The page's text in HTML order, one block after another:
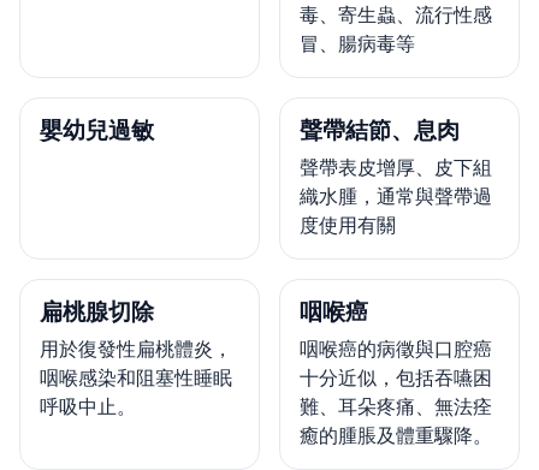
毒、寄生蟲、流行性感
冒、腸病毒等
嬰幼兒過敏 聲帶結節、息肉
聲帶表皮增厚、皮下組
織水腫，通常與聲帶過
度使用有關
扁桃腺切除
用於復發性扁桃體炎，
咽喉感染和阻塞性睡眠
呼吸中止。
咽喉癌
咽喉癌的病徵與口腔癌
十分近似，包括吞嚥困
難、耳朵疼痛、無法痊
癒的腫脹及體重驟降。